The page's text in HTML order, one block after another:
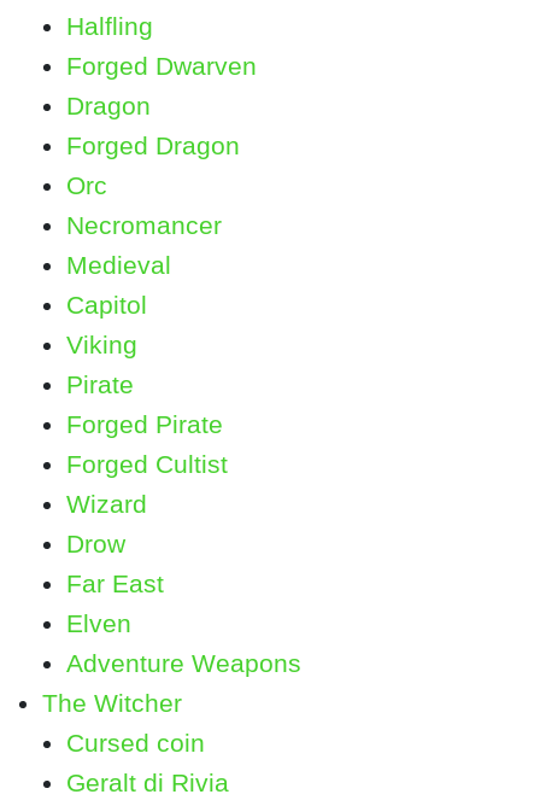
Halfling
Forged Dwarven
Dragon
Forged Dragon
Orc
Necromancer
Medieval
Capitol
Viking
Pirate
Forged Pirate
Forged Cultist
Wizard
Drow
Far East
Elven
Adventure Weapons
The Witcher
Cursed coin
Geralt di Rivia